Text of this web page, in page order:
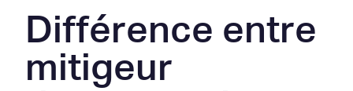
Différence entre
mitigeur